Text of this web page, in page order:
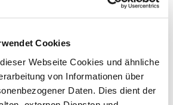
Cookies
Webseite Cookies und ähnliche
von Informationen über
Daten. Dies dient der
verpflichtet ist, die von ihm
aufzuheben erläutert Ihnen
Arbeitshilfen: Muster zur